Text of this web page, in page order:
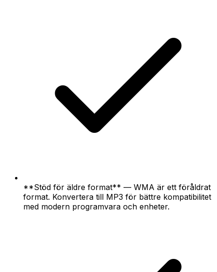
**Stöd för äldre format** — WMA är ett föråldrat
format. Konvertera till MP3 för bättre kompatibilitet
med modern programvara och enheter.